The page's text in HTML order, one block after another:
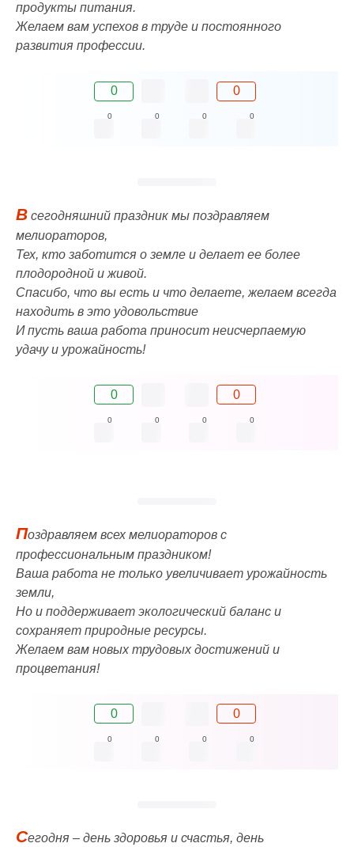
продукты питания.
Желаем вам успехов в труде и постоянного
развития профессии.
0 0
0 0 0 0
В сегодняшний праздник мы поздравляем
мелиораторов,
Тех, кто заботится о земле и делает ее более
плодородной и живой.
Спасибо, что вы есть и что делаете, желаем всегда
находить в это удовольствие
И пусть ваша работа приносит неисчерпаемую
удачу и урожайность!
0 0
0 0 0 0
Поздравляем всех мелиораторов с
профессиональным праздником!
Ваша работа не только увеличивает урожайность
земли,
Но и поддерживает экологический баланс и
сохраняет природные ресурсы.
Желаем вам новых трудовых достижений и
процветания!
0 0
0 0 0 0
Сегодня – день здоровья и счастья, день